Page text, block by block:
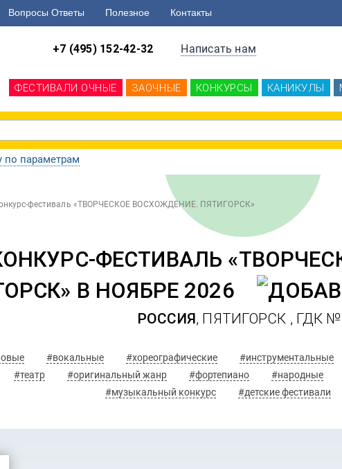
Вопросы Ответы Полезное Контакты
+7 (495) 152-42-32 Написать нам
ФЕСТИВАЛИ ОЧНЫЕ ЗАОЧНЫЕ КОНКУРСЫ КАНИКУЛЫ
по параметрам
фестиваль «ТВОРЧЕСКОЕ ВОСХОЖДЕНИЕ. ПЯТИГОРСК»
ФЕСТИВАЛЬ
В НОЯБРЕ 2026
РОССИЯ, ПЯТИГОРСК , ГДК
#вокальные #хореографические #инструментальные
#театр #оригинальный жанр #фортепиано #народные
#музыкальный конкурс
#детские фестивали